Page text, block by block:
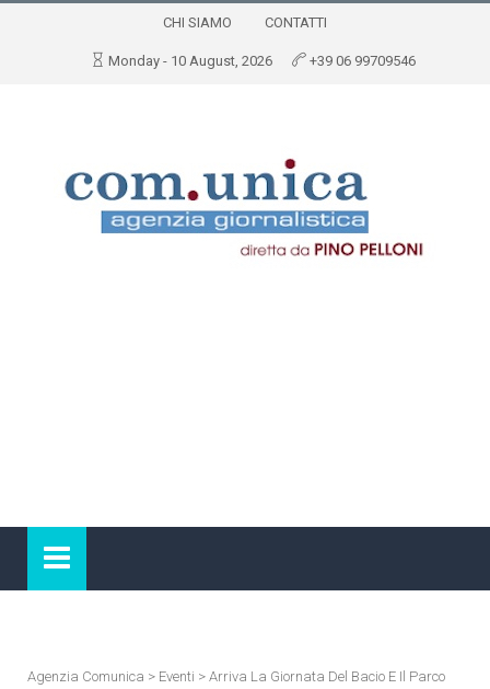
CHI SIAMO CONTATTI
Monday - 10 August, 2026 +39 06 99709546
Agenzia Comunica > Eventi > Arriva La Giornata Del Bacio E Il Parco